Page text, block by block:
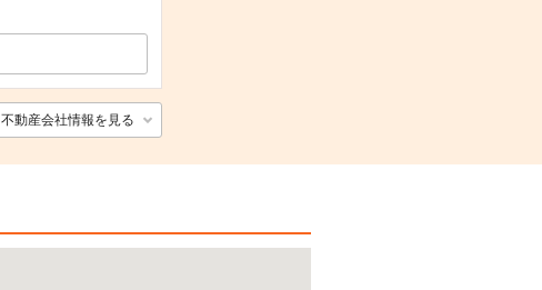
不動産会社情報を見る